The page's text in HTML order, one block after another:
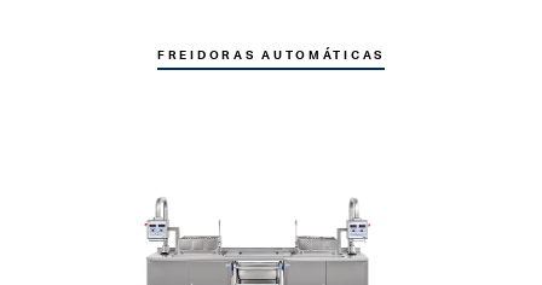
FREIDORAS AUTOMÁTICAS